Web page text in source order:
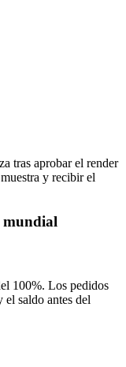
tras aprobar el render
y recibir el
mundial
100%. Los pedidos
saldo antes del